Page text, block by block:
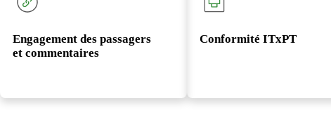
Engagement des passagers
et commentaires
Conformité ITxPT